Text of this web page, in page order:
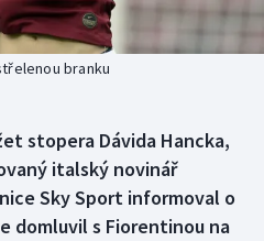
branku
stopera Dávida Hancka,
italský novinář
Sky Sport informoval o
domluvil s Fiorentinou na